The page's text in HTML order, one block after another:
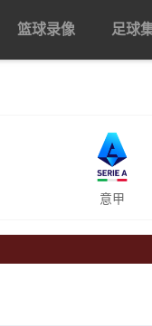
篮球录像 足球
意甲